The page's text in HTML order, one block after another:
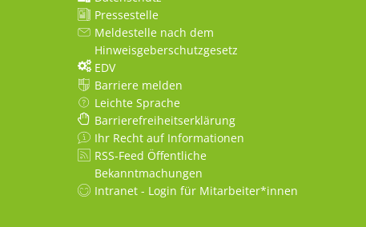
Pressestelle
Meldestelle nach dem
Hinweisgeberschutzgesetz
EDV
Barriere melden
Leichte Sprache
Barrierefreiheitserklärung
Ihr Recht auf Informationen
RSS-Feed Öffentliche
Bekanntmachungen
Intranet - Login für Mitarbeiter*innen